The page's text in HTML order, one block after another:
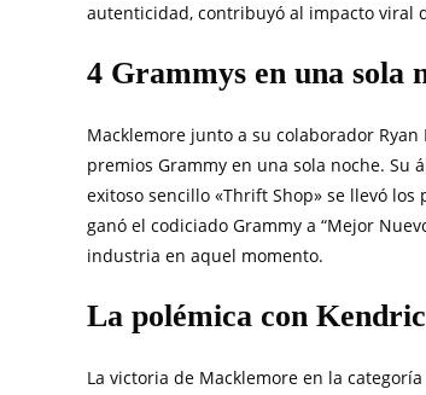
autenticidad, contribuyó al impacto viral
4 Grammys en una sola
Macklemore junto a su colaborador
premios Grammy en una sola noche. Su
exitoso sencillo «Thrift Shop» se llevó los
ganó el codiciado Grammy a “Mejor
industria en aquel momento.
La polémica con
La victoria de Macklemore en la